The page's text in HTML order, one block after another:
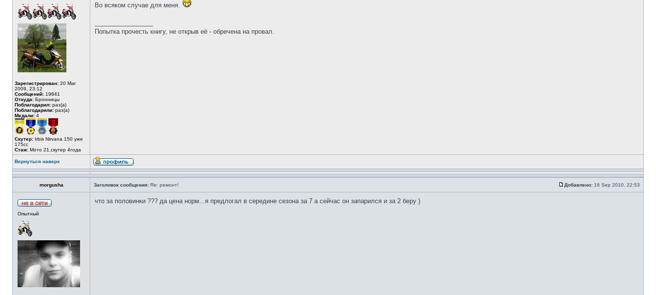
Зарегистрирован: 20 Mar
2009, 23:12
Сообщений: 19841
Откуда: Бронницы
Поблагодарил: раз(а)
Поблагодарили: раз(а)
Медали: 4
Скутер: Irbis Nirvana 150 уже
175сс
Стаж: Мото 21,скутер 4года
Во всяком случае для меня.
Попытка прочесть книгу, не открыв её - обречена на провал.
Вернуться наверх
morgusha Заголовок сообщения: Re: ремонт! Добавлено: 16 Sep 2010, 22:53
Опытный
что за половинки ??? да цена норм...я предлогал в середине сезона за 7 а сейчас он запарился и за 2 беру )